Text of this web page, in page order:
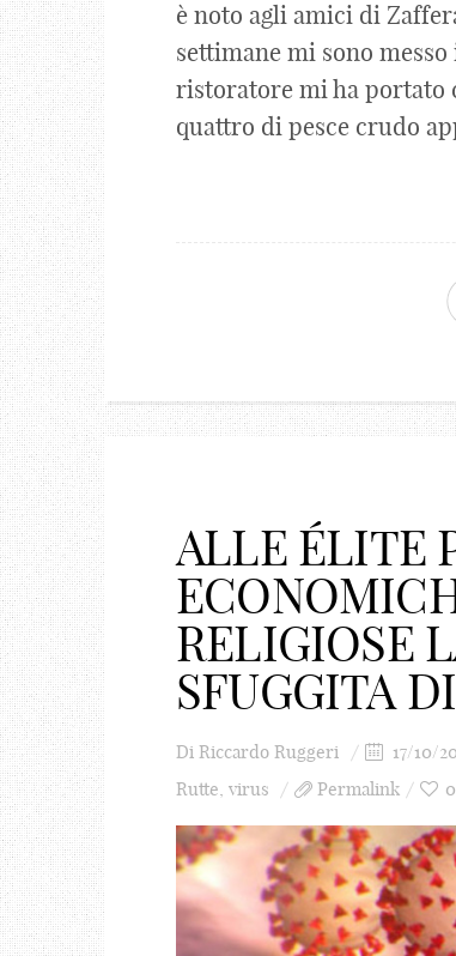
è noto agli amici di
settimane mi sono
ristoratore mi ha portato
quattro di pesce crudo
ALLE ÉLITE
RELIGIOSE
SFUGGITA
Di Riccardo Ruggeri 17/10/
Rutte, virus Permalink 0